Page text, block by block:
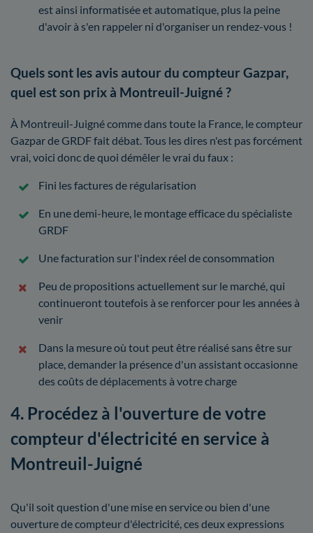
est ainsi informatisée et automatique, plus la peine
d'avoir à s'en rappeler ni d'organiser un rendez-vous !
Quels sont les avis autour du compteur Gazpar,
quel est son prix à Montreuil-Juigné ?
À Montreuil-Juigné comme dans toute la France, le compteur
Gazpar de GRDF fait débat. Tous les dires n'est pas forcément
vrai, voici donc de quoi démêler le vrai du faux :
Fini les factures de régularisation
En une demi-heure, le montage efficace du spécialiste
GRDF
Une facturation sur l'index réel de consommation
Peu de propositions actuellement sur le marché, qui
continueront toutefois à se renforcer pour les années à
venir
Dans la mesure où tout peut être réalisé sans être sur
place, demander la présence d'un assistant occasionne
des coûts de déplacements à votre charge
4. Procédez à l'ouverture de votre
compteur d'électricité en service à
Montreuil-Juigné
Qu'il soit question d'une mise en service ou bien d'une
ouverture de compteur d'électricité, ces deux expressions